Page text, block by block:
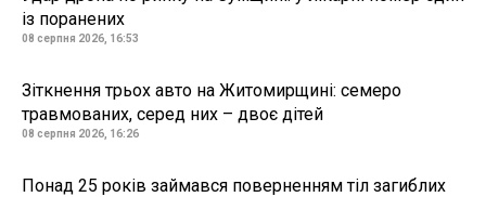
із поранених
08 серпня 2026, 16:53
Зіткнення трьох авто на Житомирщині: семеро
травмованих, серед них – двоє дітей
08 серпня 2026, 16:26
Понад 25 років займався поверненням тіл загиблих